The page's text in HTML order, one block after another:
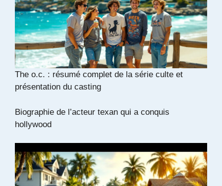
The o.c. : résumé complet de la série culte et
présentation du casting
Biographie de l’acteur texan qui a conquis
hollywood